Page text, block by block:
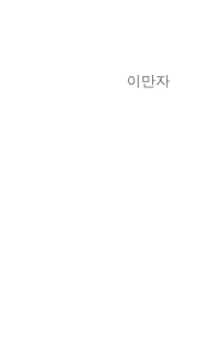
이만자